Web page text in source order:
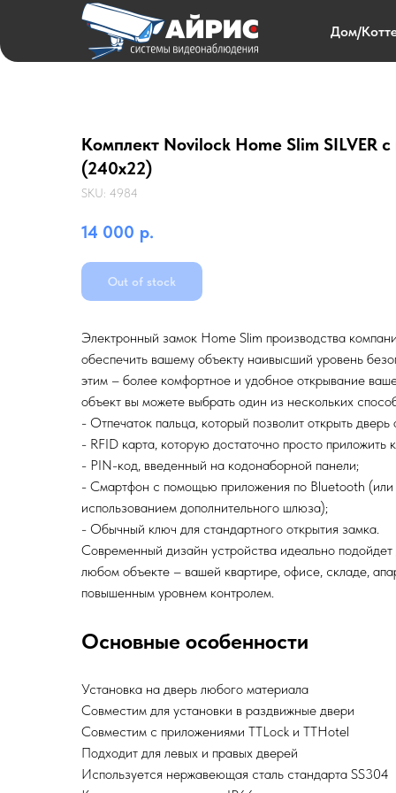
Дом/
Комплект Novilock Home Slim SILVER
(240x22)
SKU: 4984
14 000 р.
Out of stock
Электронный замок Home Slim производства
обеспечить вашему объекту наивысший уровень
этим – более комфортное и удобное открывание
объект вы можете выбрать один из нескольких
- Отпечаток пальца, который позволит открыть
- RFID карта, которую достаточно просто приложить
- PIN-код, введенный на кодонаборной панели;
- Смартфон с помощью приложения по Bluetooth (или
использованием дополнительного шлюза);
- Обычный ключ для стандартного открытия замка.
Современный дизайн устройства идеально
любом объекте – вашей квартире, офисе, складе,
повышенным уровнем контролем.
Основные особенности
Установка на дверь любого материала
Совместим для установки в раздвижные двери
Совместим с приложениями TTLock и TTHotel
Подходит для левых и правых дверей
Используется нержавеющая сталь стандарта SS304